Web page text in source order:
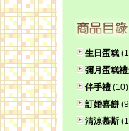
生日蛋糕
彌月蛋糕禮
伴手禮(10)
訂婚喜餅
清涼慕斯